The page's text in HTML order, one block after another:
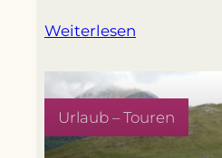
Weiterlesen
Urlaub – Touren